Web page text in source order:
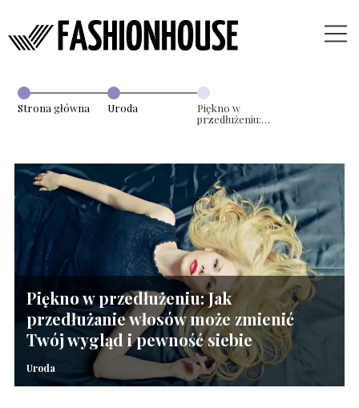
Strona główna Uroda
Piękno w
przedłużeniu:
zmienić Twój
wygląd i
pewność siebie
Piękno w przedłużeniu: Jak
przedłużanie włosów może zmienić
Twój wygląd i pewność siebie
Uroda